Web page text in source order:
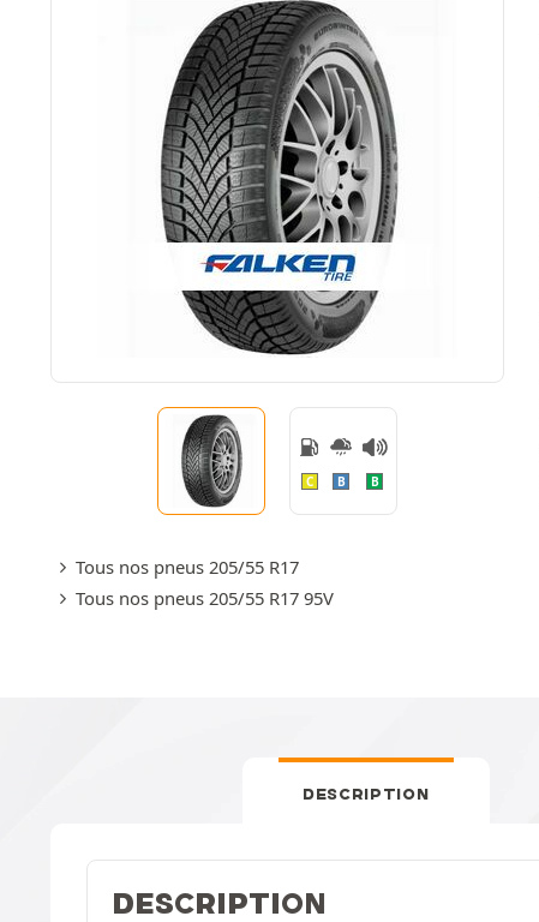
C B B
Tous nos pneus 205/55 R17
Tous nos pneus 205/55 R17 95V
DESCRIPTION
DESCRIPTION